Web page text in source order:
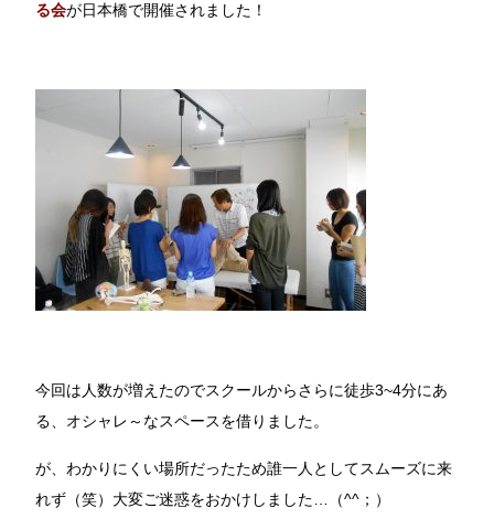
る会が日本橋で開催されました！
今回は人数が増えたのでスクールからさらに徒歩3~4分にあ
る、オシャレ～なスペースを借りました。
が、わかりにくい場所だったため誰一人としてスムーズに来
れず（笑）大変ご迷惑をおかけしました…（^^；）